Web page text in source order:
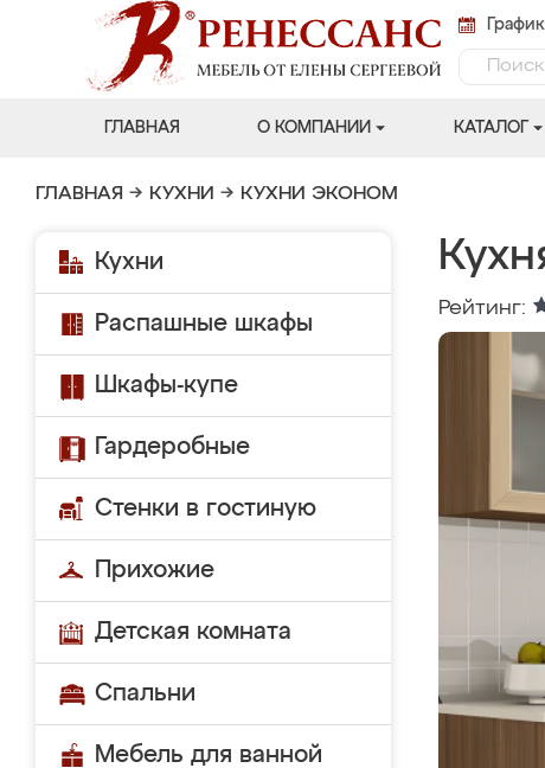
ГЛАВНАЯ О КОМПАНИИ КАТАЛОГ
ГЛАВНАЯ → КУХНИ → КУХНИ ЭКОНОМ
Кухни
Распашные шкафы
Шкафы-купе
Гардеробные
Стенки в гостиную
Прихожие
Детская комната
Спальни
Мебель для ванной
Рейтинг: